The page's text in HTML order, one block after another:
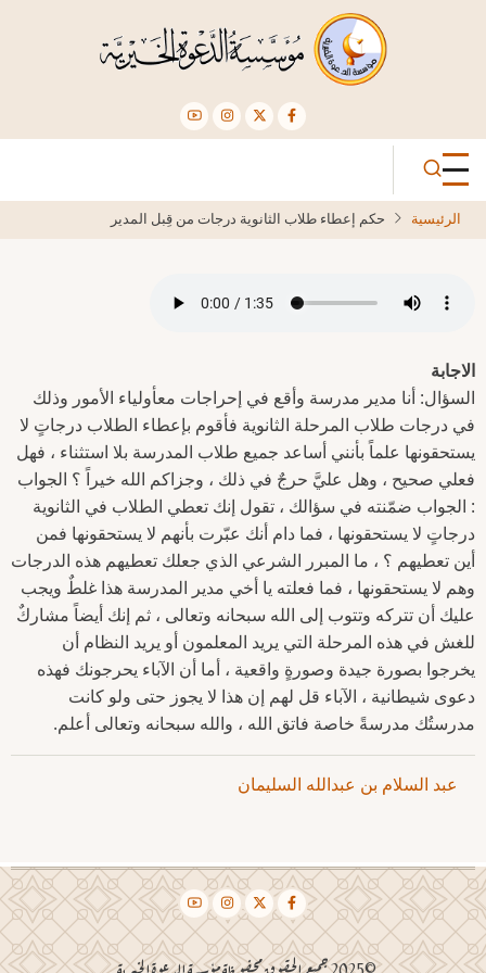
الرئيسية حكم إعطاء طلاب الثانوية درجات من قِبل المدير
الاجابة
السؤال: أنا مدير مدرسة وأقع في إحراجات معأولياء الأمور وذلك
في درجات طلاب المرحلة الثانوية فأقوم بإعطاء الطلاب درجاتٍ لا
يستحقونها علماً بأنني أساعد جميع طلاب المدرسة بلا استثناء ، فهل
فعلي صحيح ، وهل عليَّ حرجٌ في ذلك ، وجزاكم الله خيراً ؟ الجواب
: الجواب ضمّنته في سؤالك ، تقول إنك تعطي الطلاب في الثانوية
درجاتٍ لا يستحقونها ، فما دام أنك عبّرت بأنهم لا يستحقونها فمن
أين تعطيهم ؟ ، ما المبرر الشرعي الذي جعلك تعطيهم هذه الدرجات
وهم لا يستحقونها ، فما فعلته يا أخي مدير المدرسة هذا غلطٌ ويجب
عليك أن تتركه وتتوب إلى الله سبحانه وتعالى ، ثم إنك أيضاً مشاركٌ
للغش في هذه المرحلة التي يريد المعلمون أو يريد النظام أن
يخرجوا بصورة جيدة وصورةٍ واقعية ، أما أن الآباء يحرجونك فهذه
دعوى شيطانية ، الآباء قل لهم إن هذا لا يجوز حتى ولو كانت
مدرستُك مدرسةً خاصة فاتق الله ، والله سبحانه وتعالى أعلم.
عبد السلام بن عبدالله السليمان
©2025 جميع الحقوق محفوظة مؤسسة الدعوة الخيرية